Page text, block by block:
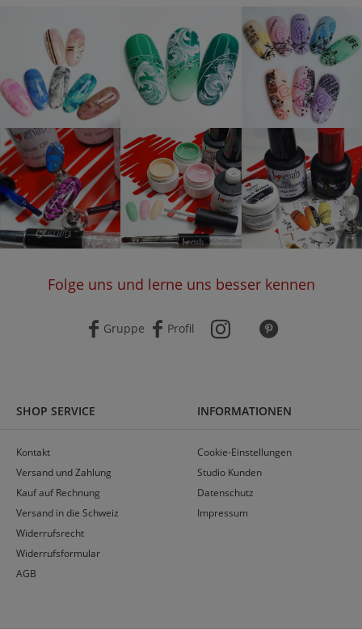
Folge uns und lerne uns besser kennen
Gruppe Profil
SHOP SERVICE
Kontakt
Versand und Zahlung
Kauf auf Rechnung
Versand in die Schweiz
Widerrufsrecht
Widerrufsformular
AGB
INFORMATIONEN
Cookie-Einstellungen
Studio Kunden
Datenschutz
Impressum